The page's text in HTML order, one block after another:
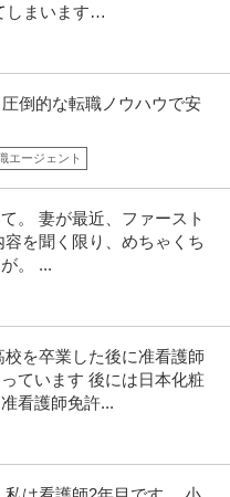
しまいます…
倒的な転職ノウハウで安
エージェント
。 妻が最近、ファースト
を聞く限り、めちゃくち
。 ...
を卒業した後に准看護師
ています 後には日本化粧
看護師免許...